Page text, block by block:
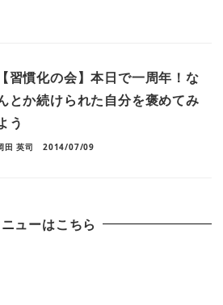
【習慣化の会】本日で一周年！な
とか続けられた自分を褒めてみ
う
田 英司 2014/07/09
ューはこちら